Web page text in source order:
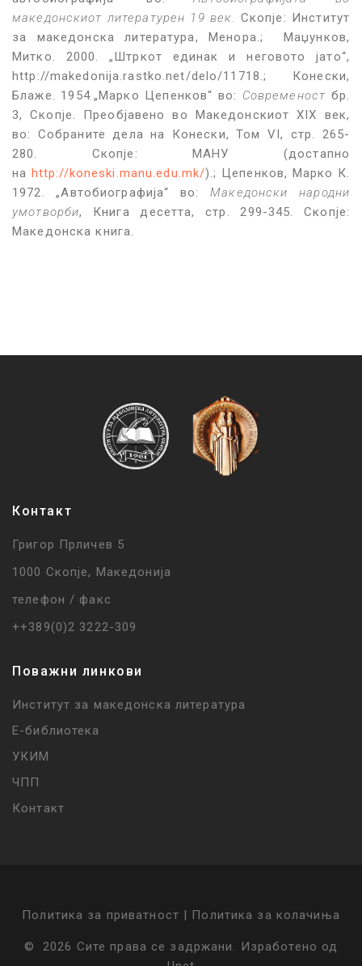
македонскиот литературен 19 век.
Скопје: Институт
за македонска литература, Менора.; Маџунков,
Митко. 2000. „Штркот единак и неговото јато“,
http://makedonija.rastko.net/delo/11718.; Конески,
Блаже. 1954. „Марко Цепенков“ во: Современост бр.
3, Скопје. Преобјавено во Македонскиот XIX век,
во: Собраните дела на Конески, Том VI, стр. 265-
280. Скопје: МАНУ (достапно
на http://koneski.manu.edu.mk/).; Цепенков, Марко К.
1972. „Автобиографија“ во:Македонски народни
умотворби, Книга десетта, стр. 299-345. Скопје:
Македонска книга.
Контакт
Григор Прличев 5
1000 Скопје, Македонија
телефон / факс
++389(0)2 3222-309
Поважни линкови
Институт за македонска литература
Е-библиотека
УКИМ
ЧПП
Контакт
©2026 Сите права се задржани. Изработено од
Политика за приватност | Политика за колачиња